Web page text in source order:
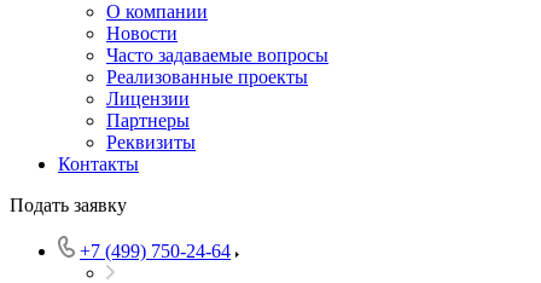
О компании
Новости
Часто задаваемые вопросы
Реализованные проекты
Лицензии
Партнеры
Реквизиты
Контакты
Подать заявку
+7 (499) 750-24-64